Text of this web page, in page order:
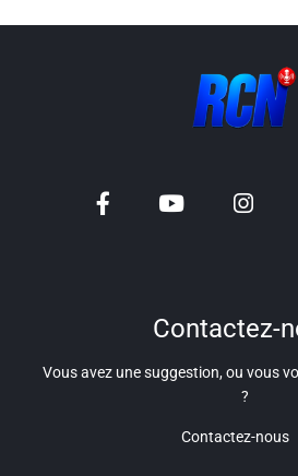
Contactez-
Vous avez une suggestion, ou vous
?
Contactez-nous